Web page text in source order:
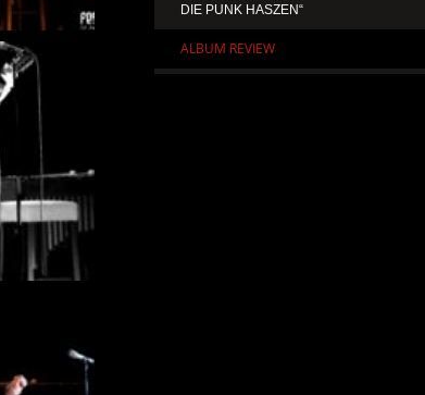
DIE PUNK HASZEN“
ALBUM REVIEW